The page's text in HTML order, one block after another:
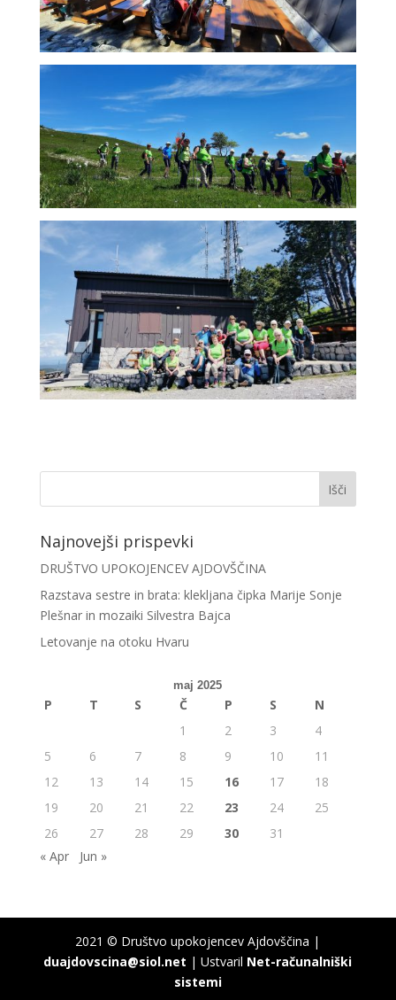
Najnovejši prispevki
DRUŠTVO UPOKOJENCEV AJDOVŠČINA
Razstava sestre in brata: klekljana čipka Marije Sonje
Plešnar in mozaiki Silvestra Bajca
Letovanje na otoku Hvaru
maj 2025
P T S Č P S
N
1
2 3
4
5
6 7 8 9 10
11
12
13 14 15 16 17
18
19
20 21 22 23 24
25
26
27 28 29 30
31
« Apr
Jun »
2021 © Društvo upokojencev Ajdovščina |
duajdovscina@siol.net | Ustvaril Net-računalniški
sistemi